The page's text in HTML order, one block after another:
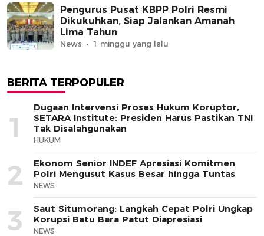
Pengurus Pusat KBPP Polri Resmi
Dikukuhkan, Siap Jalankan Amanah
Lima Tahun
News 1 minggu yang lalu
BERITA TERPOPULER
1
Dugaan Intervensi Proses Hukum Koruptor,
SETARA Institute: Presiden Harus Pastikan TNI
Tak Disalahgunakan
HUKUM
2
Ekonom Senior INDEF Apresiasi Komitmen
Polri Mengusut Kasus Besar hingga Tuntas
NEWS
3
Saut Situmorang: Langkah Cepat Polri Ungkap
Korupsi Batu Bara Patut Diapresiasi
NEWS